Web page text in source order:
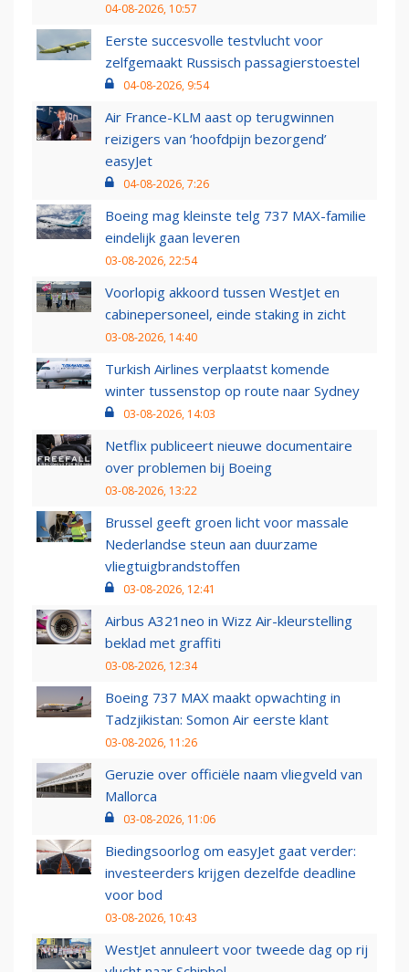
04-08-2026, 10:57
Eerste succesvolle testvlucht voor
zelfgemaakt Russisch passagierstoestel
04-08-2026, 9:54
Air France-KLM aast op terugwinnen
reizigers van ‘hoofdpijn bezorgend’
easyJet
04-08-2026, 7:26
Boeing mag kleinste telg 737 MAX-familie
eindelijk gaan leveren
03-08-2026, 22:54
Voorlopig akkoord tussen WestJet en
cabinepersoneel, einde staking in zicht
03-08-2026, 14:40
Turkish Airlines verplaatst komende
winter tussenstop op route naar Sydney
03-08-2026, 14:03
Netflix publiceert nieuwe documentaire
over problemen bij Boeing
03-08-2026, 13:22
Brussel geeft groen licht voor massale
Nederlandse steun aan duurzame
vliegtuigbrandstoffen
03-08-2026, 12:41
Airbus A321neo in Wizz Air-kleurstelling
beklad met graffiti
03-08-2026, 12:34
Boeing 737 MAX maakt opwachting in
Tadzjikistan: Somon Air eerste klant
03-08-2026, 11:26
Geruzie over officiële naam vliegveld van
Mallorca
03-08-2026, 11:06
Biedingsoorlog om easyJet gaat verder:
investeerders krijgen dezelfde deadline
voor bod
03-08-2026, 10:43
WestJet annuleert voor tweede dag op rij